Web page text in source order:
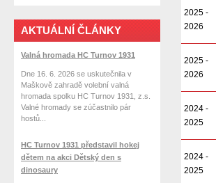
2025 -
2026
2025 -
2026
2024 -
2025
2024 -
2025
AKTUÁLNÍ ČLÁNKY
Valná hromada HC Turnov 1931
Dne 16. 6. 2026 se uskutečnila v
Maškově zahradě volební valná
hromada spolku HC Turnov 1931, z.s.
Valné hromady se zúčastnilo pár
hostů...
HC Turnov 1931 představil hokej
dětem na akci Dětský den s
dinosaury